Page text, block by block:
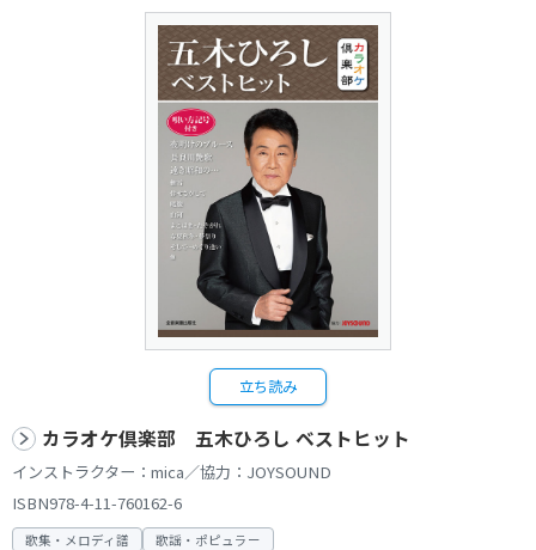
立ち読み
カラオケ倶楽部 五木ひろし ベストヒット
インストラクター：mica／協力：JOYSOUND
ISBN978-4-11-760162-6
歌集・メロディ譜 歌謡・ポピュラー